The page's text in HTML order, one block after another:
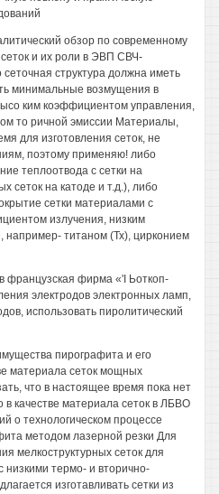
обзор по современному
и их роли в ЭВП СВЧ-
структура должна иметь
минимальные возмущения в
ким коэффициентом управления,
то ричной эмиссии Материалы,
для изготовления сеток, не
поэтому применяю! либо
теплоотвода с сетки на
сеток на катоде и т.д.), либо
сетки материалами с
излучения, низким
титаном (Тх), цирконием
французская фирма «'I Ьоткоп-
электродов электронных ламп,
использовать пиролитический
пирографита и его
материала сеток мощных
что в настоящее время пока нет
в качестве материала сеток в ЛБВО
о технологическом процессе
методом лазерной резки Для
мелкоструктурных сеток для
низкими термо- и вторично-
изготавливать сетки из